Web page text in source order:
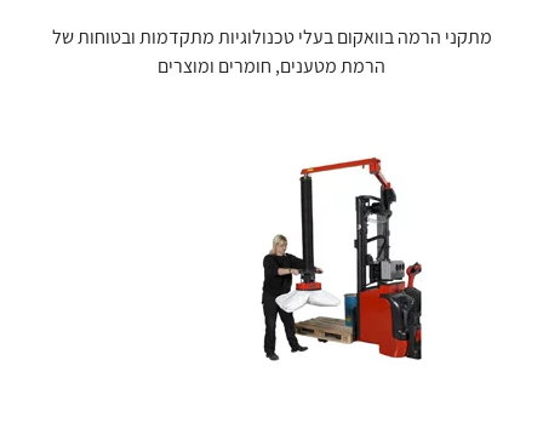
מתקני הרמה בוואקום בעלי טכנולוגיות מתקדמות ובטוחות של
הרמת מטענים, חומרים ומוצרים